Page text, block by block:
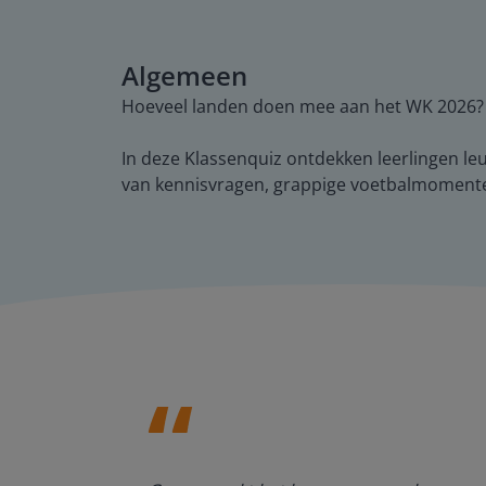
Algemeen
Hoeveel landen doen mee aan het WK
In deze Klassenquiz ontdekken leerlingen
van kennisvragen, grappige